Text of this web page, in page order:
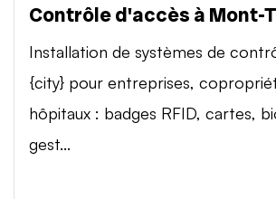
Contrôle d'accès à Mont-
Installation de systèmes de
{city} pour entreprises,
hôpitaux : badges RFID, cartes,
gest...